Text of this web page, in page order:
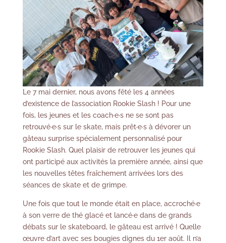
Le 7 mai dernier, nous avons fêté les 4 années
d’existence de l’association Rookie Slash ! Pour une
fois, les jeunes et les coach·e·s ne se sont pas
retrouvé·e·s sur le skate, mais prêt·e·s à dévorer un
gâteau surprise spécialement personnalisé pour
Rookie Slash. Quel plaisir de retrouver les jeunes qui
ont participé aux activités la première année, ainsi que
les nouvelles têtes fraîchement arrivées lors des
séances de skate et de grimpe.
Une fois que tout le monde était en place, accroché·e
à son verre de thé glacé et lancé·e dans de grands
débats sur le skateboard, le gâteau est arrivé ! Quelle
œuvre d’art avec ses bougies dignes du 1er août. Il n’a